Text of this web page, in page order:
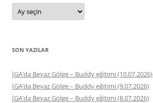
Arşivler
SON YAZILAR
İGA’da Beyaz Gölge – Buddy eğitimi (10.07.2026)
İGA’da Beyaz Gölge – Buddy eğitimi (9.07.2026)
İGA’da Beyaz Gölge – Buddy eğitimi (8.07.2026)